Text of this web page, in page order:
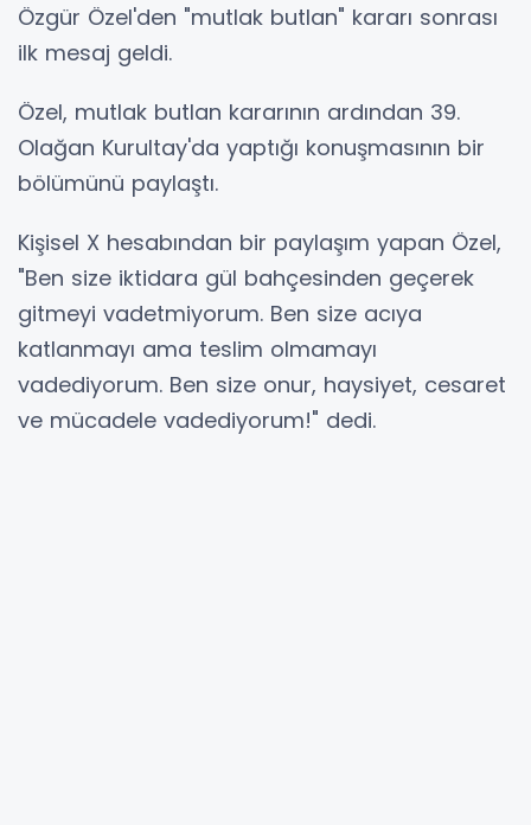
Özgür Özel'den "mutlak butlan" kararı sonrası
ilk mesaj geldi.
Özel, mutlak butlan kararının ardından 39.
Olağan Kurultay'da yaptığı konuşmasının bir
bölümünü paylaştı.
Kişisel X hesabından bir paylaşım yapan Özel,
"Ben size iktidara gül bahçesinden geçerek
gitmeyi vadetmiyorum. Ben size acıya
katlanmayı ama teslim olmamayı
vadediyorum. Ben size onur, haysiyet, cesaret
ve mücadele vadediyorum!" dedi.